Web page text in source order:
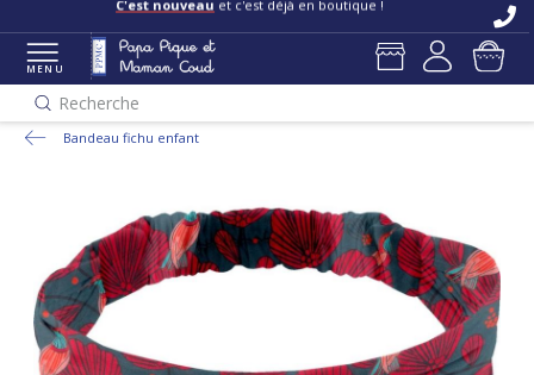
C'est nouveau et c'est déjà en boutique !
MENU
Recherche
Bandeau fichu enfant